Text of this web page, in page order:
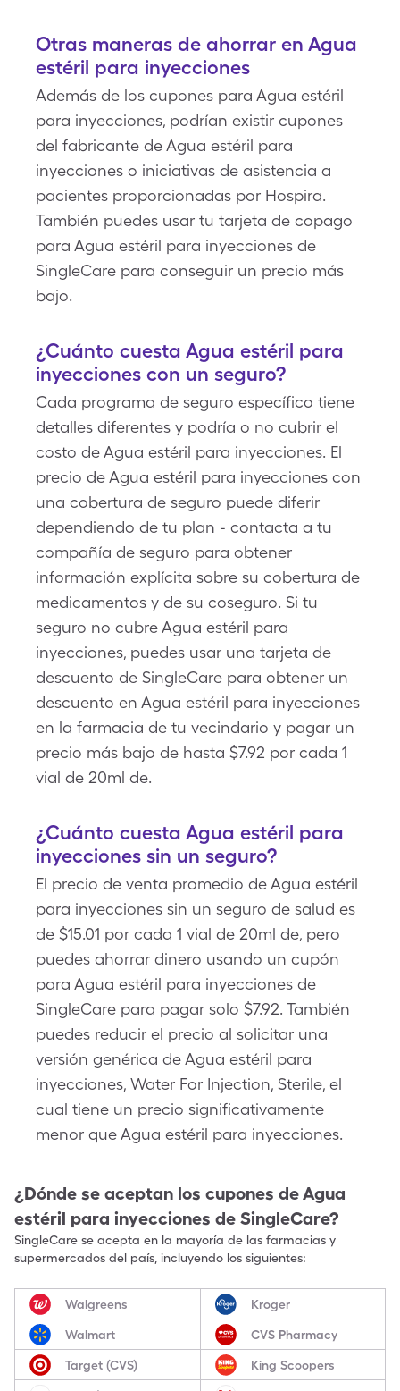
Otras maneras de ahorrar en Agua
estéril para inyecciones
Además de los cupones para Agua estéril
para inyecciones, podrían existir cupones
del fabricante de Agua estéril para
inyecciones o iniciativas de asistencia a
pacientes proporcionadas por Hospira.
También puedes usar tu tarjeta de copago
para Agua estéril para inyecciones de
SingleCare para conseguir un precio más
bajo.
¿Cuánto cuesta Agua estéril para
inyecciones con un seguro?
Cada programa de seguro específico tiene
detalles diferentes y podría o no cubrir el
costo de Agua estéril para inyecciones. El
precio de Agua estéril para inyecciones con
una cobertura de seguro puede diferir
dependiendo de tu plan - contacta a tu
compañía de seguro para obtener
información explícita sobre su cobertura de
medicamentos y de su coseguro. Si tu
seguro no cubre Agua estéril para
inyecciones, puedes usar una tarjeta de
descuento de SingleCare para obtener un
descuento en Agua estéril para inyecciones
en la farmacia de tu vecindario y pagar un
precio más bajo de hasta $7.92 por cada 1
vial de 20ml de.
¿Cuánto cuesta Agua estéril para
inyecciones sin un seguro?
El precio de venta promedio de Agua estéril
para inyecciones sin un seguro de salud es
de $15.01 por cada 1 vial de 20ml de, pero
puedes ahorrar dinero usando un cupón
para Agua estéril para inyecciones de
SingleCare para pagar solo $7.92. También
puedes reducir el precio al solicitar una
versión genérica de Agua estéril para
inyecciones, Water For Injection, Sterile, el
cual tiene un precio significativamente
menor que Agua estéril para inyecciones.
¿Dónde se aceptan los cupones deAgua
estéril para inyecciones de SingleCare?
SingleCare se acepta en la mayoría de las farmacias y
supermercados del país, incluyendo los siguientes:
Walgreens Kroger
Walmart CVS Pharmacy
Target (CVS) King Scoopers